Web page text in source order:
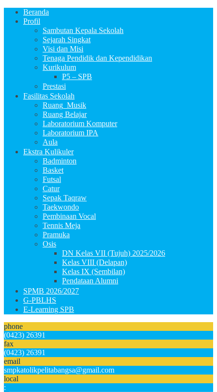
Beranda
Profil
Sambutan Kepala Sekolah
Sejarah Singkat
Visi dan Misi
Tenaga Pendidik dan Kependidikan
Kurikulum
P5 – SPB
Prestasi
Fasilitas Sekolah
Ruang_Musik
Ruang Belajar
Laboratorium Komputer
Laboratorium IPA
Aula
Ekstra Kulikuler
Badminton
Basket
Futsal
Catur
Sepak Taqraw
Taekwondo
Pembinaan Vocal
Tennis Meja
Pramuka
Osis
DN Kelas VII (Tujuh) 2025/2026
Kelas VIII (Delapan)
Kelas IX (Sembilan)
Pendataan Alumni
SPMB 2026/2027
G-PBLHS
E-Learning SPB
phone
(0423) 26391
fax
(0423) 26391
email
smpkatolikpelitabangsa@gmail.com
local
: